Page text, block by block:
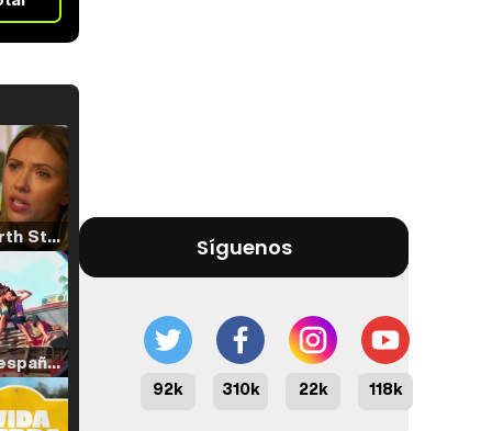
Tráiler 'North Star' (2023)
Tráiler en español de 'La isla olvidada'
Síguenos
92k 310k 22k 118k